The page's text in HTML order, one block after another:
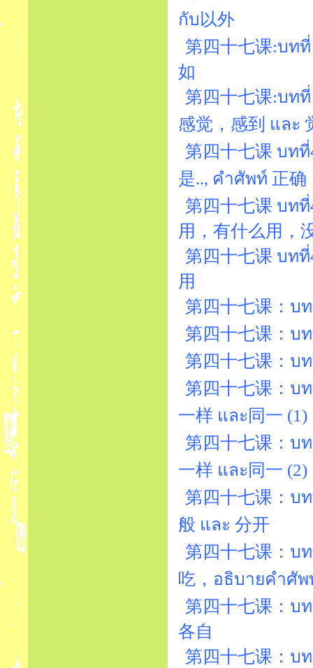
กับ以外
第四十七课:บท
如
第四十七课:บท
感觉，感到 และ
第四十七课 บท
是.., คำศัพท์ 正确
第四十七课 บท
用，有什么用，
第四十七课 บท
用
第四十七课：บ
第四十七课：บ
第四十七课：บ
第四十七课：บ
一样 และ同一 (1)
第四十七课：บ
一样 และ同一 (2)
第四十七课：บ
般 และ 分开
第四十七课：บ
吃，อธิบายคำศัพ
第四十七课：บ
各自
第四十七课：บ